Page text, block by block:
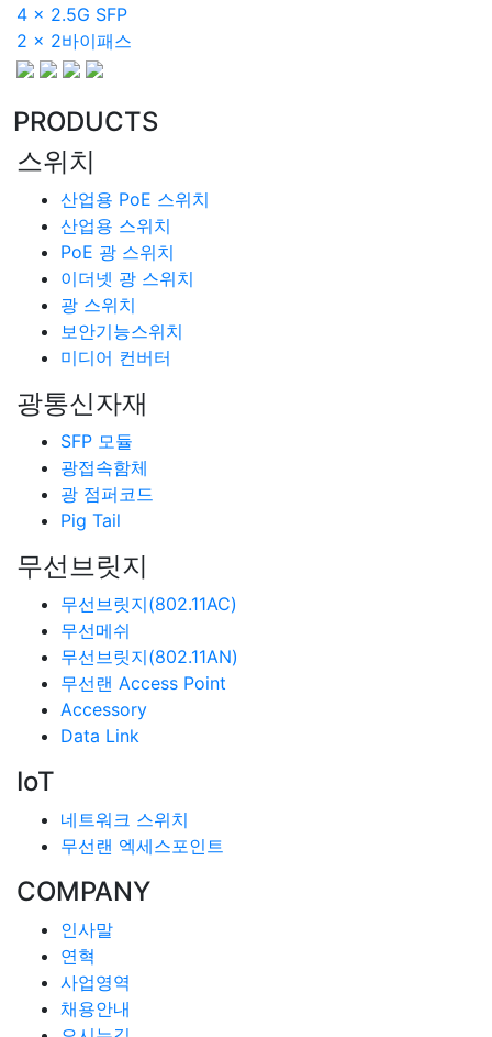
4 x 2.5G SFP
2 x 2바이패스
PRODUCTS
스위치
산업용 PoE 스위치
산업용 스위치
PoE 광 스위치
이더넷 광 스위치
광 스위치
보안기능스위치
미디어 컨버터
광통신자재
SFP 모듈
광접속함체
광 점퍼코드
Pig Tail
무선브릿지
무선브릿지(802.11AC)
무선메쉬
무선브릿지(802.11AN)
무선랜 Access Point
Accessory
Data Link
IoT
네트워크 스위치
무선랜 엑세스포인트
COMPANY
인사말
연혁
사업영역
채용안내